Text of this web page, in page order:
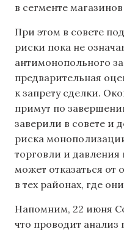
в сегменте
При этом в совете
риски пока не
антимонопольного
предварительная
к запрету сделки.
примут по
заверили в совете и
риска
торговли и
может отказаться от
в тех районах, где
Напомним, 22 июня
что проводит